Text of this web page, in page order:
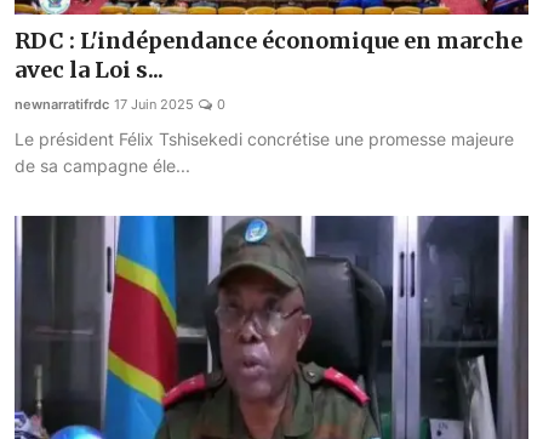
RDC : L'indépendance économique en marche
avec la Loi s...
newnarratifrdc 17 Juin 2025 0
Le président Félix Tshisekedi concrétise une promesse majeure
de sa campagne éle...